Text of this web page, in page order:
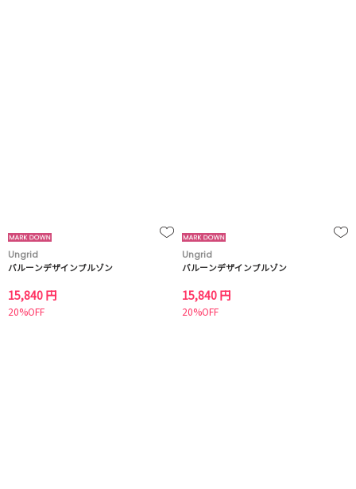
Ungrid
バルーンデザインブルゾン
15,840 円
20%OFF
Ungrid
バルーンデザインブルゾン
15,840 円
20%OFF